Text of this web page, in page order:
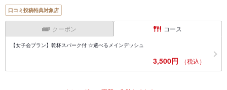
口コミ投稿特典対象店
クーポン コース
【女子会プラン】乾杯スパーク付 ☆選べるメインデッシュ
3,500円 （税込）